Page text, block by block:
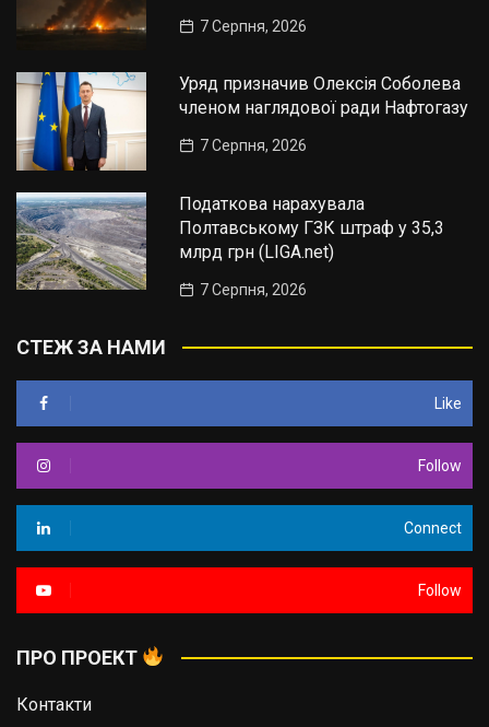
7 Серпня, 2026
Уряд призначив Олексія Соболева
членом наглядової ради Нафтогазу
7 Серпня, 2026
Податкова нарахувала
Полтавському ГЗК штраф у 35,3
млрд грн (LIGA.net)
7 Серпня, 2026
СТЕЖ ЗА НАМИ
Like
Follow
Connect
Follow
ПРО ПРОЕКТ
Контакти